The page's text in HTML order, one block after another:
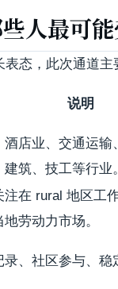
人最可能
态，此次通道主
说明
酒店业、交通运输
筑、技工等行业。
注在 rural 地区工
劳动力市场。
录、社区参与、稳